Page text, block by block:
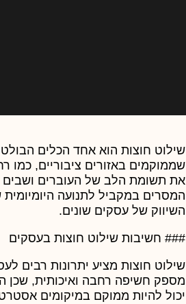
שילוט חוצות הוא אחד הכלים
שממוקמים באזורים ציבוריים, כמו
את תשומת הלב של העוברים ושבים
המסרים במקביל לתנועה
השיווק של עסקים שונים.
### חשיבות שילוט חוצות בעסקים
שילוט חוצות מציע יתרונות
מספק חשיפה רחבה ואיכותית, שכן
יכול להיות ממוקם במיקומים